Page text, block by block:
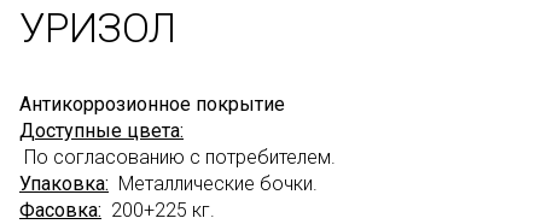
УРИЗОЛ
Антикоррозионное покрытие
Доступные цвета:
По согласованию с потребителем.
Упаковка: Металлические бочки.
Фасовка: 200+225 кг.